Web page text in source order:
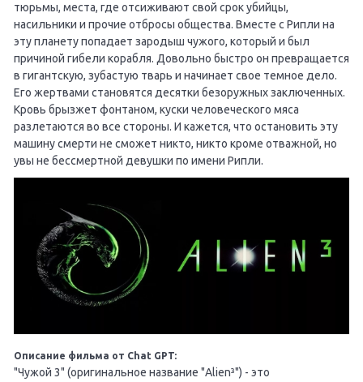
тюрьмы, места, где отсиживают свой срок убийцы,
насильники и прочие отбросы общества. Вместе с Рипли на
эту планету попадает зародыш чужого, который и был
причиной гибели корабля. Довольно быстро он превращается
в гигантскую, зубастую тварь и начинает свое темное дело.
Его жертвами становятся десятки безоружных заключенных.
Кровь брызжет фонтаном, куски человеческого мяса
разлетаются во все стороны. И кажется, что остановить эту
машину смерти не сможет никто, никто кроме отважной, но
увы не бессмертной девушки по имени Рипли.
Описание фильма от Chat GPT:
"Чужой 3" (оригинальное название "Alien³") - это